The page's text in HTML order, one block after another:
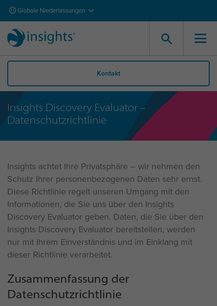
Globale Niederlassungen
Kontakt
Insights Discovery Evaluator –
Datenschutzrichtlinie
Insights achtet Ihre Privatsphäre – wir nehmen den
Schutz Ihrer personenbezogenen Daten sehr ernst.
Diese Richtlinie regelt unseren Umgang mit den
Informationen, die Sie uns über den Insights
Discovery Evaluator geben. Daten, die Sie über den
Insights Discovery Evaluator bereitstellen, werden
nur mit Ihrem Einverständnis und im Einklang mit
dieser Richtlinie verarbeitet.
Zusammenfassung der
Datenschutzrichtlinie